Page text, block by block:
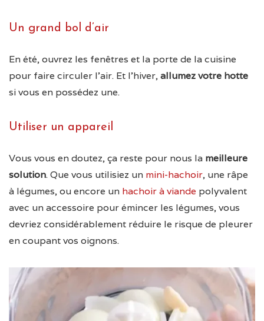
Un grand bol d’air
En été, ouvrez les fenêtres et la porte de la cuisine
pour faire circuler l’air. Et l’hiver,allumez votre hotte
si vous en possédez une.
Utiliser un appareil
Vous vous en doutez, ça reste pour nous la meilleure
solution. Que vous utilisiez un mini-hachoir, une râpe
à légumes, ou encore un hachoir à viande polyvalent
avec un accessoire pour émincer les légumes, vous
devriez considérablement réduire le risque de pleurer
en coupant vos oignons.